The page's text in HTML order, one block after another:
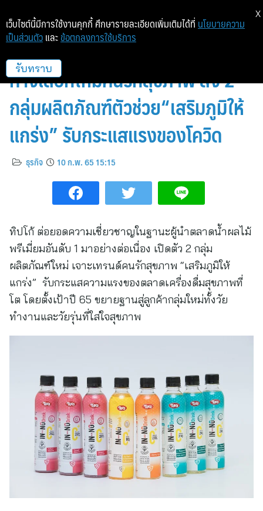
ทิปโก้เดินเกมรุกตลาดเครื่องดื่ม
ทางเลือกใหม่คนรักสุขภาพ ส่ง 2
กลุ่มผลิตภัณฑ์ตัวช่วย“เสริมภูมิให้
แกร่ง” รับกระแสแรงของโควิด
ธุรกิจ 10 ก.พ. 65 15:15
ทิปโก้ ต่อยอดความเชี่ยวชาญในฐานะผู้นำตลาดน้ำผลไม้
พรีเมี่ยมอันดับ 1 มาอย่างต่อเนื่อง เปิดตัว 2 กลุ่ม
ผลิตภัณฑ์ใหม่ เจาะเทรนด์คนรักสุขภาพ “เสริมภูมิให้
แกร่ง” รับกระแสความแรงของตลาดเครื่องดื่มสุขภาพที่
โต โดยตั้งเป้าปี 65 ขยายฐานสู่ลูกค้ากลุ่มใหม่ทั้งวัย
ทำงานและวัยรุ่นที่ใส่ใจสุขภาพ
เว็บไซต์นี้มีการใช้งานคุกกี้ ศึกษารายละเอียดเพิ่มเติมได้ที่ นโยบายความ
เป็นส่วนตัว และ ข้อตกลงการใช้บริการ
รับทราบ
X